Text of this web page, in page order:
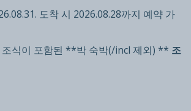
도착 시 2026.08.28까지 예약 가
조식이 포함된 **박 숙박(/incl 제외) ** 조